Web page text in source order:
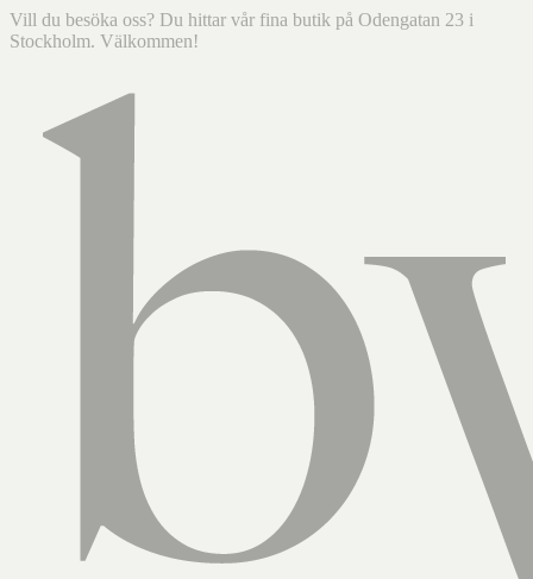
Vill du besöka oss? Du hittar vår fina butik på Odengatan 23 i
Stockholm. Välkommen!